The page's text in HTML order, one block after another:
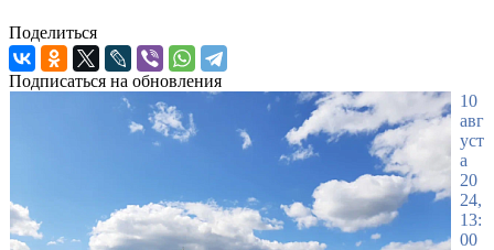
Поделиться
Подписаться на обновления
10
авг
уст
а
20
24,
13:
00